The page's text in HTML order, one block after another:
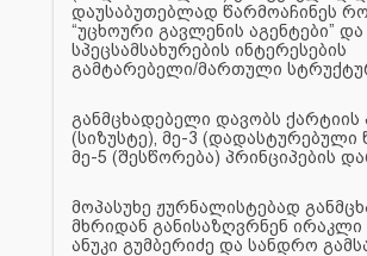
დაუსაბუთებლად წარმოაჩინეს
“უცხოური გავლენის აგენტები”
სპეცსამსახურების ინტერესების
გამტარებელი/მართული
განმცხადებელი დავობს
(სიზუსტე), მე-3 (დადასტურებული
მე-5 (შესწორება) პრინციპების
მოპასუხე ჟურნალისტებად
მხრიდან განისაზღვრნენ ირაკლი
ანუკი გუმბერიძე და სანდრო